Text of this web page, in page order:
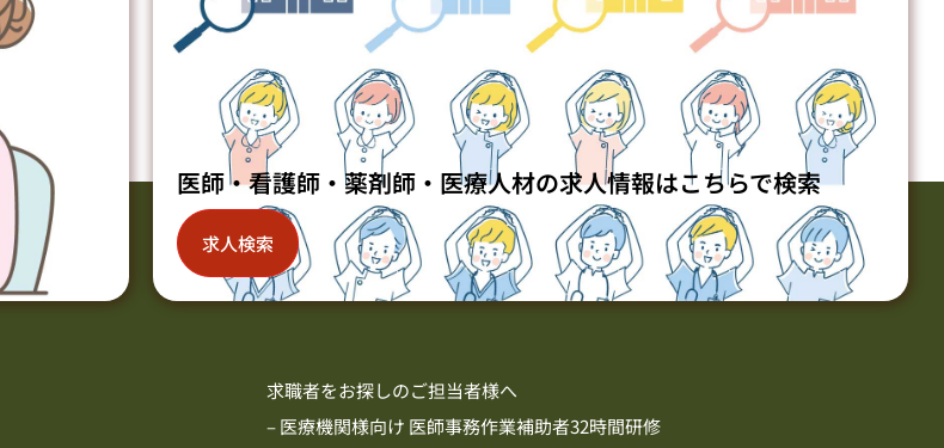
医師・看護師・薬剤師・医療人材の求人情報はこちらで検索
求人検索
求職者をお探しのご担当者様へ
– 医療機関様向け 医師事務作業補助者32時間研修